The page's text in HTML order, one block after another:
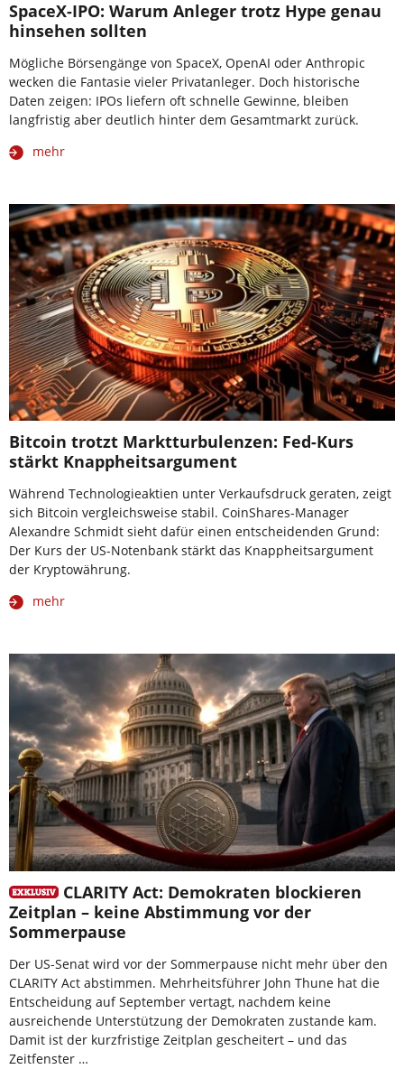
SpaceX-IPO: Warum Anleger trotz Hype genau
hinsehen sollten
Mögliche Börsengänge von SpaceX, OpenAI oder Anthropic
wecken die Fantasie vieler Privatanleger. Doch historische
Daten zeigen: IPOs liefern oft schnelle Gewinne, bleiben
langfristig aber deutlich hinter dem Gesamtmarkt zurück.
mehr
Bitcoin trotzt Marktturbulenzen: Fed-Kurs
stärkt Knappheitsargument
Während Technologieaktien unter Verkaufsdruck geraten, zeigt
sich Bitcoin vergleichsweise stabil. CoinShares-Manager
Alexandre Schmidt sieht dafür einen entscheidenden Grund:
Der Kurs der US-Notenbank stärkt das Knappheitsargument
der Kryptowährung.
mehr
CLARITY Act: Demokraten blockieren
Zeitplan – keine Abstimmung vor der
Sommerpause
Der US-Senat wird vor der Sommerpause nicht mehr über den
CLARITY Act abstimmen. Mehrheitsführer John Thune hat die
Entscheidung auf September vertagt, nachdem keine
ausreichende Unterstützung der Demokraten zustande kam.
Damit ist der kurzfristige Zeitplan gescheitert – und das
Zeitfenster …